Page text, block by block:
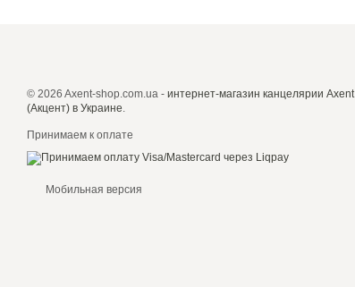
© 2026 Axent-shop.com.ua - интернет-магазин канцелярии Axent
(Акцент) в Украине.
Принимаем к оплате
Мобильная версия